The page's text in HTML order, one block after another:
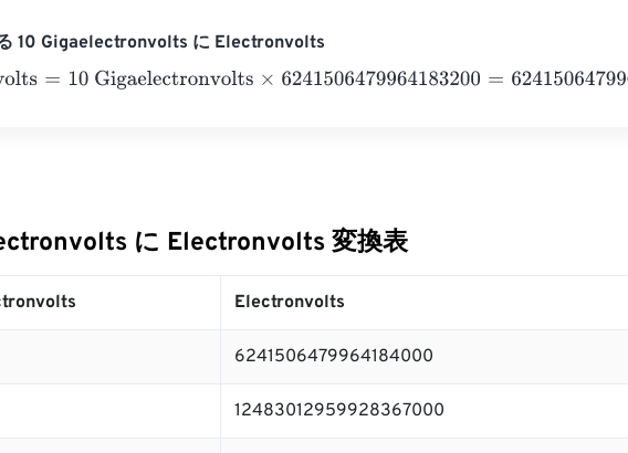
10 Gigaelectronvolts に Electronvolts
=10 Gigaelectronvolts×6241506479964183200=62415064799641840000
に Electronvolts 変換表
Electronvolts
6241506479964184000
12483012959928367000